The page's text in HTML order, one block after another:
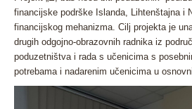
financijske podrške Islanda, Lihtenštajna i
financijskog mehanizma. Cilj projekta je
drugih odgojno-obrazovnih radnika iz
poduzetništva i rada s učenicima s
potrebama i nadarenim učenicima u